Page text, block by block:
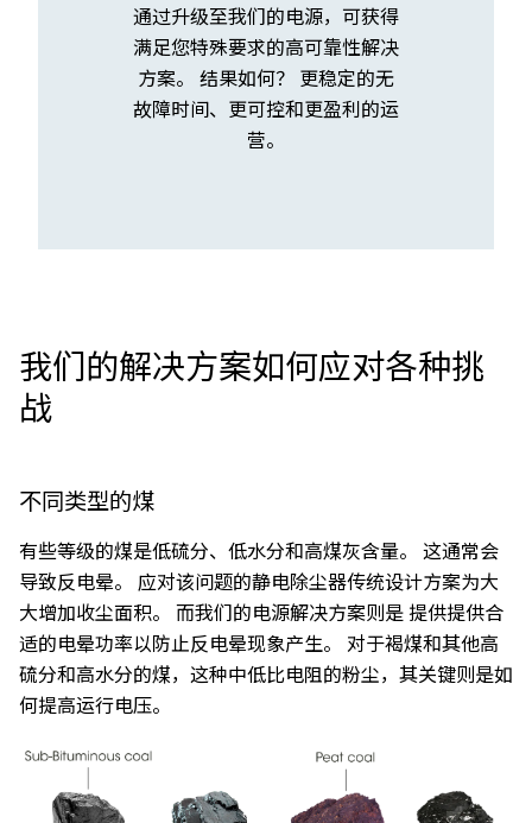
通过升级至我们的电源，可获得
满足您特殊要求的高可靠性解决
方案。 结果如何？ 更稳定的无
故障时间、更可控和更盈利的运
营。
我们的解决方案如何应对各种挑
战
不同类型的煤
有些等级的煤是低硫分、低水分和高煤灰含量。 这通常会
导致反电晕。 应对该问题的静电除尘器传统设计方案为大
大增加收尘面积。 而我们的电源解决方案则是提供提供合
适的电晕功率以防止反电晕现象产生。 对于褐煤和其他高
硫分和高水分的煤，这种中低比电阻的粉尘，其关键则是如
何提高运行电压。